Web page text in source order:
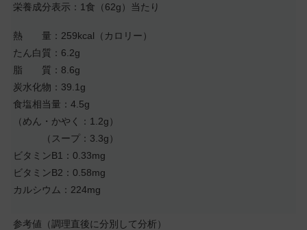
栄養成分表示：1食（62g）当たり
熱 量：259kcal（カロリー）
たん白質：6.2g
脂 質：8.6g
炭水化物：39.1g
食塩相当量：4.5g
（めん・かやく：1.2g）
（スープ：3.3g）
ビタミンB1：0.33mg
ビタミンB2：0.58mg
カルシウム：224mg
参考値（調理直後に分別して分析）